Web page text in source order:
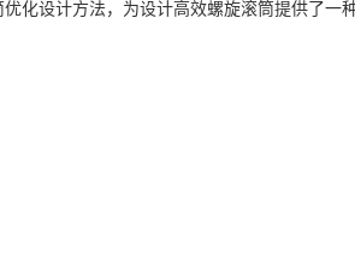
化设计方法，为设计高效螺旋滚筒提供了一种